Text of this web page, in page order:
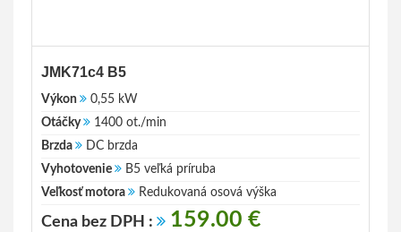
JMK71c4 B5
Výkon
0,55 kW
Otáčky
1400 ot./min
Brzda
DC brzda
Vyhotovenie
B5 veľká príruba
Veľkosť motora
Redukovaná osová výška
Cena bez DPH : 159.00 €